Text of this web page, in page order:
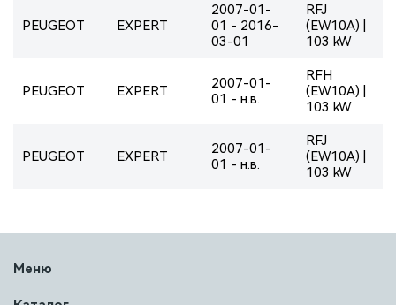
PEUGEOT EXPERT
2007-01-
01 - 2016-
03-01
RFJ
(EW10A) |
103 kW
PEUGEOT EXPERT
2007-01-
01 - н.в.
RFH
(EW10A) |
103 kW
PEUGEOT EXPERT
2007-01-
01 - н.в.
RFJ
(EW10A) |
103 kW
Меню